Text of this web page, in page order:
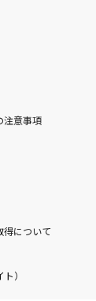
注意事項
得について
）